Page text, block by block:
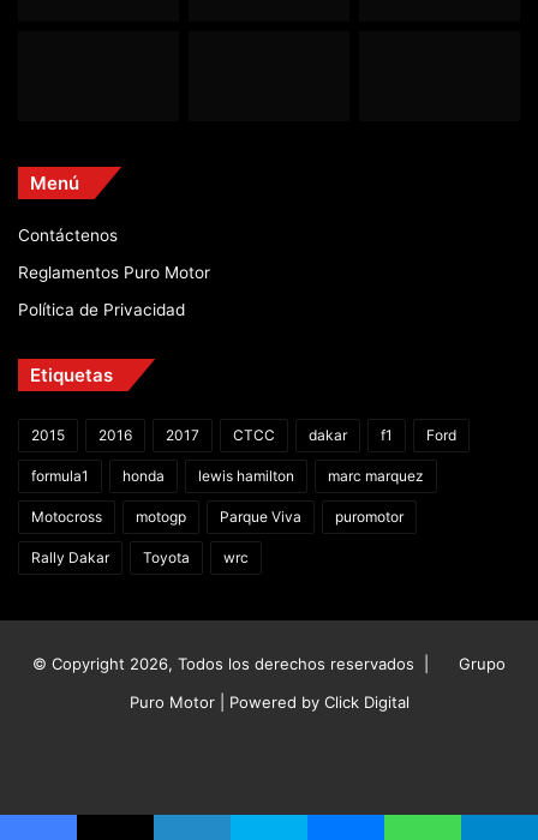
Menú
Contáctenos
Reglamentos Puro Motor
Política de Privacidad
Etiquetas
2015 2016 2017 CTCC dakar f1 Ford
formula1 honda lewis hamilton marc marquez
Motocross motogp Parque Viva puromotor
Rally Dakar Toyota wrc
© Copyright 2026, Todos los derechos reservados |
Grupo
Puro Motor | Powered by Click Digital